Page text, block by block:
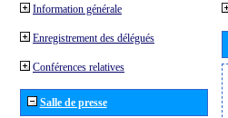
Information générale
Enregistrement des délégués
Conférences relatives
Salle de presse